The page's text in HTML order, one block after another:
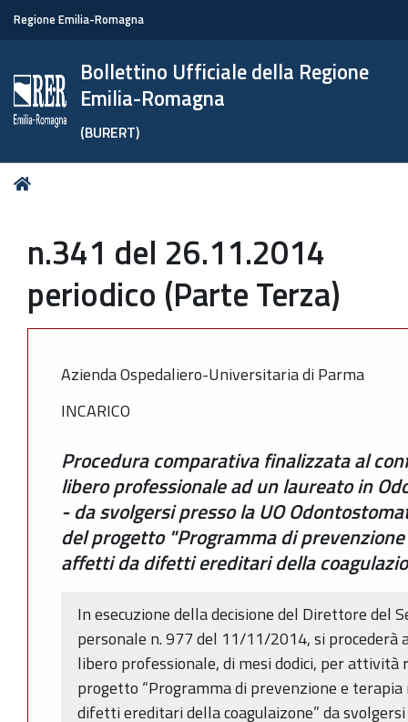
Regione Emilia-Romagna
Bollettino Ufficiale della Regione
Emilia-Romagna
(BURERT)
Tu
n.341 del 26.11.2014
periodico (Parte Terza)
Azienda Ospedaliero-Universitaria di Parma
INCARICO
Procedura comparativa finalizzata al
libero professionale ad un laureato in
- da svolgersi presso la UO
del progetto "Programma di
affetti da difetti ereditari della
In esecuzione della decisione del Direttore del
personale n. 977 del 11/11/2014, si procederà
libero professionale, di mesi dodici, per
progetto “Programma di prevenzione e
difetti ereditari della coagulaizone” da